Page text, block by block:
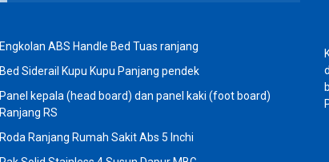
Engkolan ABS Handle Bed Tuas ranjang
Bed Siderail Kupu Kupu Panjang pendek
Panel kepala (head board) dan panel kaki (foot board)
Ranjang RS
Roda Ranjang Rumah Sakit Abs 5 Inchi